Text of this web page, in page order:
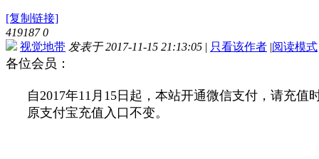
[复制链接]
419187 0
视觉地带 发表于 2017-11-15 21:13:05 | 只看该作者 |阅读模式
各位会员：
自2017年11月15日起，本站开通微信支付，请充值
原支付宝充值入口不变。